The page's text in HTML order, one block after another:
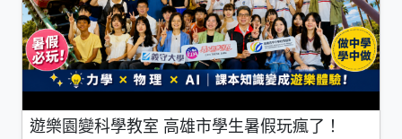
遊樂園變科學教室 高雄市學生暑假玩瘋了！